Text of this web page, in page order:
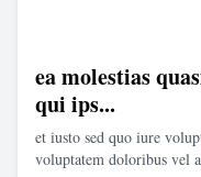
ea molestias
qui ips...
et iusto sed quo iure
voluptatem doloribus vel